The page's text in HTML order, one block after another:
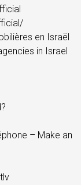
en Israël
in Israel
– Make an